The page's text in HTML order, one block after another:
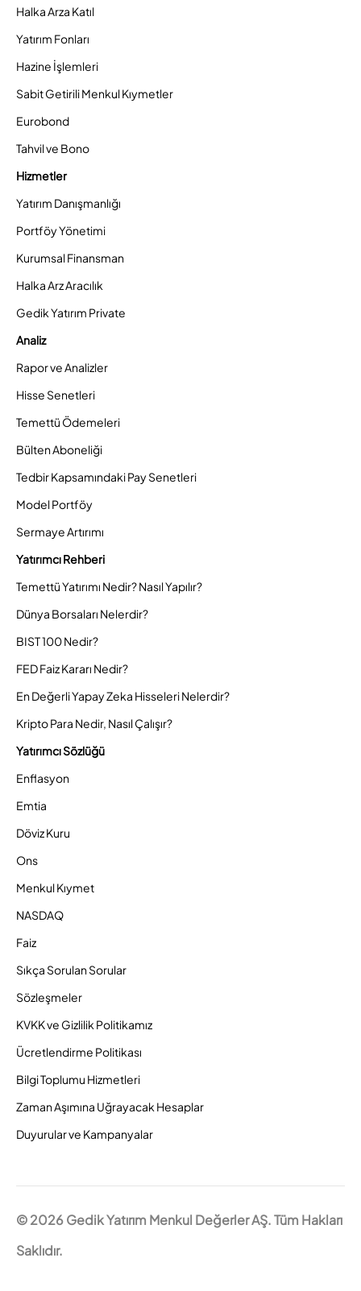
Halka Arza Katıl
Yatırım Fonları
Hazine İşlemleri
Sabit Getirili Menkul Kıymetler
Eurobond
Tahvil ve Bono
Hizmetler
Yatırım Danışmanlığı
Portföy Yönetimi
Kurumsal Finansman
Halka Arz Aracılık
Gedik Yatırım Private
Analiz
Rapor ve Analizler
Hisse Senetleri
Temettü Ödemeleri
Bülten Aboneliği
Tedbir Kapsamındaki Pay Senetleri
Model Portföy
Sermaye Artırımı
Yatırımcı Rehberi
Temettü Yatırımı Nedir? Nasıl Yapılır?
Dünya Borsaları Nelerdir?
BIST 100 Nedir?
FED Faiz Kararı Nedir?
En Değerli Yapay Zeka Hisseleri Nelerdir?
Kripto Para Nedir, Nasıl Çalışır?
Yatırımcı Sözlüğü
Enflasyon
Emtia
Döviz Kuru
Ons
Menkul Kıymet
NASDAQ
Faiz
Sıkça Sorulan Sorular
Sözleşmeler
KVKK ve Gizlilik Politikamız
Ücretlendirme Politikası
Bilgi Toplumu Hizmetleri
Zaman Aşımına Uğrayacak Hesaplar
Duyurular ve Kampanyalar
© 2026 Gedik Yatırım Menkul Değerler AŞ. Tüm Hakları
Saklıdır.